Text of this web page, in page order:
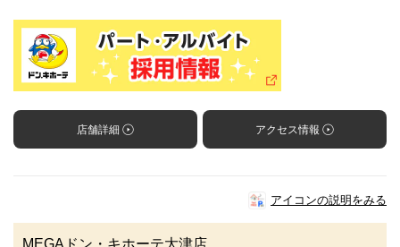
店舗詳細 アクセス情報
アイコンの説明をみる
MEGAドン・キホーテ大津店